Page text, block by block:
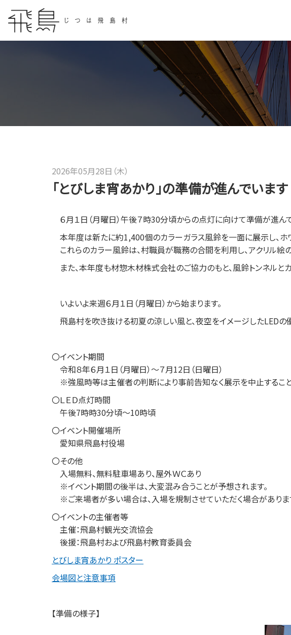
「とびしま宵あかり」の準備が進んでいま
2026年05月28日（木）
６月１日（月曜日）午後７時30分頃からの点灯に向けて準備が進ん
本年度は新たに約1,400個のカラーガラス風鈴を一面に展示し、ホワ
これらのカラー風鈴は、村職員が職務の合間を利用し、アクリル
また、本年度も材惣木材株式会社のご協力のもと、風鈴トンネルと
いよいよ来週６月１日（月曜日）から始まります。
飛島村を吹き抜ける初夏の涼しい風と、夜空をイメージしたLEDの
〇イベント期間
令和８年６月１日（月曜日）～７月12日（日曜日）
※強風時等は主催者の判断により事前告知なく展示を中止すること
〇ＬＥＤ点灯時間
午後7時時30分頃～10時頃
〇イベント開催場所
愛知県飛島村役場
〇その他
入場無料、無料駐車場あり、屋外ＷＣあり
※イベント期間の後半は、大変混み合うことが予想されます。
※ご来場者が多い場合は、入場を規制させていただく場合がありま
〇イベントの主催者等
主催：飛島村観光交流協会
後援：飛島村および飛島村教育委員会
とびしま宵あかり ポスター
会場図と注意事項
【準備の様子】